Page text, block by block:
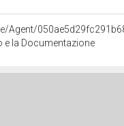
Agent/
e la Documentazione